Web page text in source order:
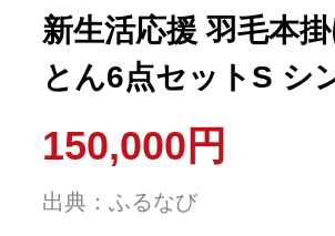
新生活応援 羽毛本
とん6点セットS シ
ル 【甲州羽毛ふとん
羽毛布団 寝具 掛けふ
ん 布団 掛布団 シン
150,000円
出典：ふるなび